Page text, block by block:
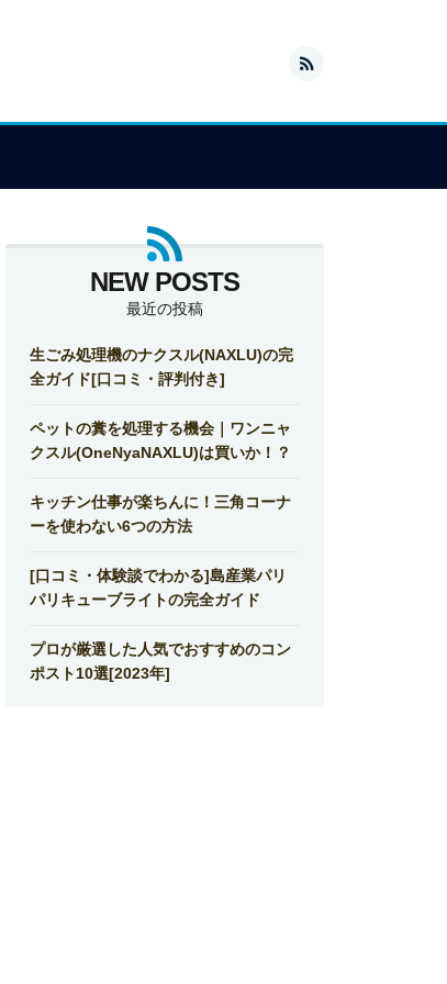
最近の投稿
生ごみ処理機のナクスル(NAXLU)の完
全ガイド[口コミ・評判付き]
ペットの糞を処理する機会｜ワンニャ
クスル(OneNyaNAXLU)は買いか！？
キッチン仕事が楽ちんに！三角コーナ
ーを使わない6つの方法
[口コミ・体験談でわかる]島産業パリ
パリキューブライトの完全ガイド
プロが厳選した人気でおすすめのコン
ポスト10選[2023年]